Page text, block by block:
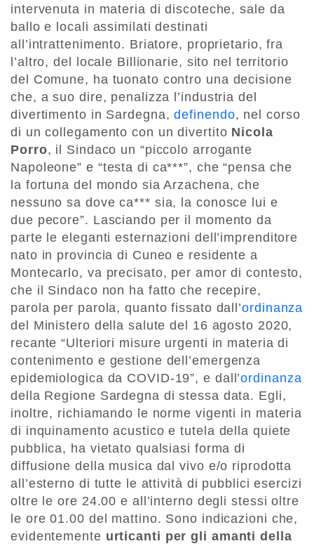
intervenuta in materia di discoteche, sale da
ballo e locali assimilati destinati
all’intrattenimento. Briatore, proprietario, fra
l’altro, del locale Billionarie, sito nel territorio
del Comune, ha tuonato contro una decisione
che, a suo dire, penalizza l’industria del
divertimento in Sardegna,definendo, nel corso
di un collegamento con un divertito Nicola
Porro, il Sindaco un “piccolo arrogante
Napoleone” e “testa di ca***”, che “pensa che
la fortuna del mondo sia Arzachena, che
nessuno sa dove ca*** sia, la conosce lui e
due pecore”. Lasciando per il momento da
parte le eleganti esternazioni dell’imprenditore
nato in provincia di Cuneo e residente a
Montecarlo, va precisato, per amor di contesto,
che il Sindaco non ha fatto che recepire,
parola per parola, quanto fissato dall’ordinanza
del Ministero della salute del 16 agosto 2020,
recante “Ulteriori misure urgenti in materia di
contenimento e gestione dell’emergenza
epidemiologica da COVID-19”, e dall’ordinanza
della Regione Sardegna di stessa data. Egli,
inoltre, richiamando le norme vigenti in materia
di inquinamento acustico e tutela della quiete
pubblica, ha vietato qualsiasi forma di
diffusione della musica dal vivo e/o riprodotta
all’esterno di tutte le attività di pubblici esercizi
oltre le ore 24.00 e all’interno degli stessi oltre
le ore 01.00 del mattino. Sono indicazioni che,
evidentemente urticanti per gli amanti della